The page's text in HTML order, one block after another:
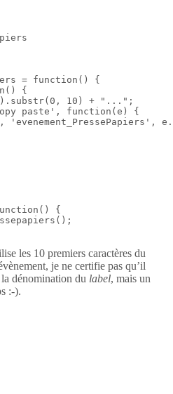
= function() {
{
10) + "...";
paste', function(e) {
'evenement_PressePapiers',
{
les 10 premiers caractères du
je ne certifie pas qu’il
dénomination du label, mais un
:-).